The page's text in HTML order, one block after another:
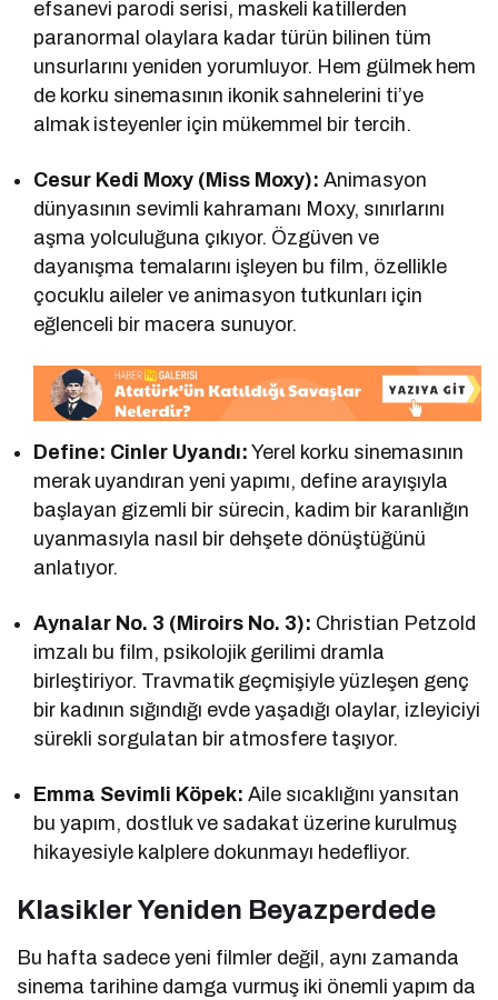
efsanevi parodi serisi, maskeli katillerden
paranormal olaylara kadar türün bilinen tüm
unsurlarını yeniden yorumluyor. Hem gülmek hem
de korku sinemasının ikonik sahnelerini ti’ye
almak isteyenler için mükemmel bir tercih.
Cesur Kedi Moxy (Miss Moxy): Animasyon
dünyasının sevimli kahramanı Moxy, sınırlarını
aşma yolculuğuna çıkıyor. Özgüven ve
dayanışma temalarını işleyen bu film, özellikle
çocuklu aileler ve animasyon tutkunları için
eğlenceli bir macera sunuyor.
Define: Cinler Uyandı: Yerel korku sinemasının
merak uyandıran yeni yapımı, define arayışıyla
başlayan gizemli bir sürecin, kadim bir karanlığın
uyanmasıyla nasıl bir dehşete dönüştüğünü
anlatıyor.
Aynalar No. 3 (Miroirs No. 3): Christian Petzold
imzalı bu film, psikolojik gerilimi dramla
birleştiriyor. Travmatik geçmişiyle yüzleşen genç
bir kadının sığındığı evde yaşadığı olaylar, izleyiciyi
sürekli sorgulatan bir atmosfere taşıyor.
Emma Sevimli Köpek: Aile sıcaklığını yansıtan
bu yapım, dostluk ve sadakat üzerine kurulmuş
hikayesiyle kalplere dokunmayı hedefliyor.
Klasikler Yeniden Beyazperdede
Bu hafta sadece yeni filmler değil, aynı zamanda
sinema tarihine damga vurmuş iki önemli yapım da